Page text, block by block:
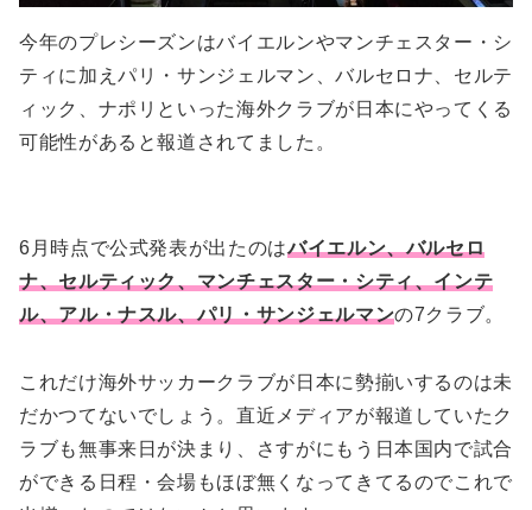
今年のプレシーズンはバイエルンやマンチェスター・シ
ティに加えパリ・サンジェルマン、バルセロナ、セルテ
ィック、ナポリといった海外クラブが日本にやってくる
可能性があると報道されてました。
6月時点で公式発表が出たのはバイエルン、バルセロ
ナ、セルティック、マンチェスター・シティ、インテ
ル、アル・ナスル、パリ・サンジェルマンの7クラブ。
これだけ海外サッカークラブが日本に勢揃いするのは未
だかつてないでしょう。直近メディアが報道していたク
ラブも無事来日が決まり、さすがにもう日本国内で試合
ができる日程・会場もほぼ無くなってきてるのでこれで